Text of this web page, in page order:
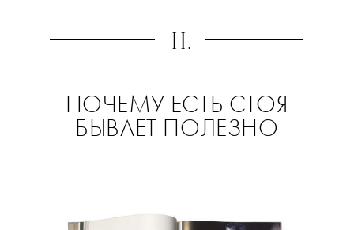
II.
ПОЧЕМУ ЕСТЬ СТОЯ
БЫВАЕТ ПОЛЕЗНО